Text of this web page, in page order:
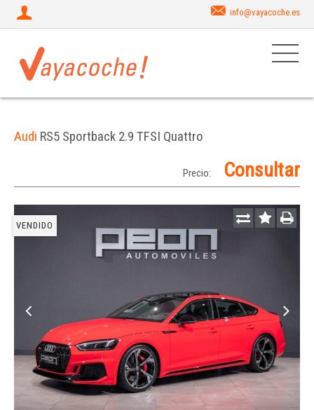
info@vayacoche.es
Audi RS5 Sportback 2.9 TFSI Quattro
Precio: Consultar
VENDIDO